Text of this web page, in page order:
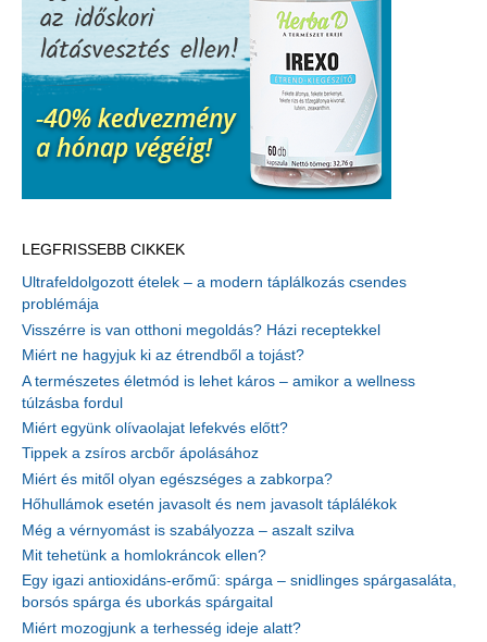
LEGFRISSEBB CIKKEK
Ultrafeldolgozott ételek – a modern táplálkozás csendes
problémája
Visszérre is van otthoni megoldás? Házi receptekkel
Miért ne hagyjuk ki az étrendből a tojást?
A természetes életmód is lehet káros – amikor a wellness
túlzásba fordul
Miért együnk olívaolajat lefekvés előtt?
Tippek a zsíros arcbőr ápolásához
Miért és mitől olyan egészséges a zabkorpa?
Hőhullámok esetén javasolt és nem javasolt táplálékok
Még a vérnyomást is szabályozza – aszalt szilva
Mit tehetünk a homlokráncok ellen?
Egy igazi antioxidáns-erőmű: spárga – snidlinges spárgasaláta,
borsós spárga és uborkás spárgaital
Miért mozogjunk a terhesség ideje alatt?